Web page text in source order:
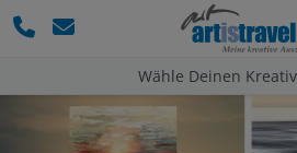
Wähle Deinen